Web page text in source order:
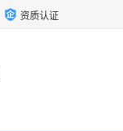
资质认证